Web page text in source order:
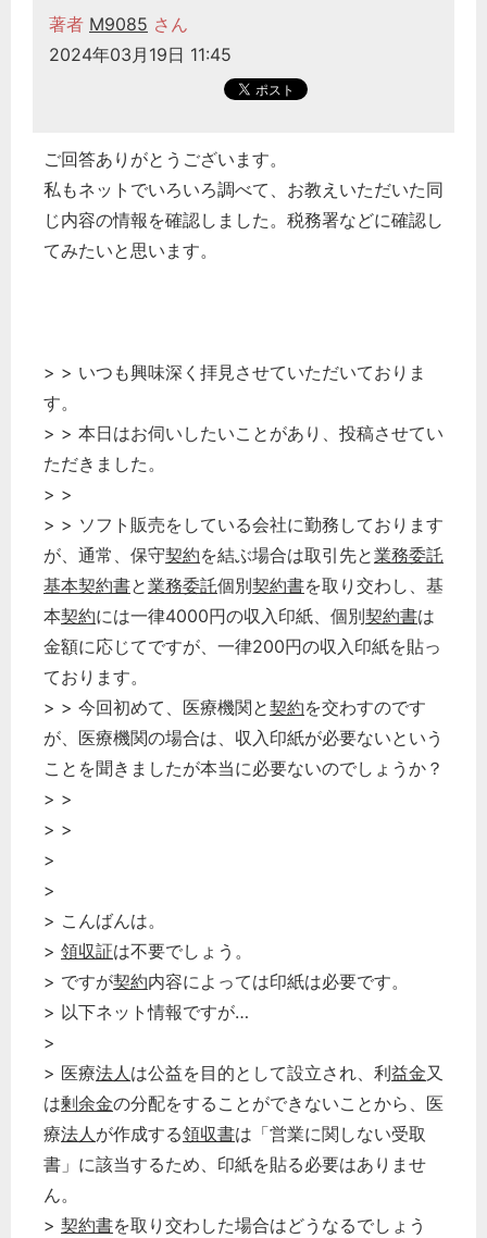
著者 M9085 さん
2024年03月19日 11:45
ご回答ありがとうございます。
私もネットでいろいろ調べて、お教えいただいた同
じ内容の情報を確認しました。税務署などに確認し
てみたいと思います。
> > いつも興味深く拝見させていただいておりま
す。
> > 本日はお伺いしたいことがあり、投稿させてい
ただきました。
> >
> > ソフト販売をしている会社に勤務しております
が、通常、保守契約を結ぶ場合は取引先と業務委託
基本契約書と業務委託個別契約書を取り交わし、基
本契約には一律4000円の収入印紙、個別契約書は
金額に応じてですが、一律200円の収入印紙を貼っ
ております。
> > 今回初めて、医療機関と契約を交わすのです
が、医療機関の場合は、収入印紙が必要ないという
ことを聞きましたが本当に必要ないのでしょうか？
> >
> >
>
>
> こんばんは。
> 領収証は不要でしょう。
> ですが契約内容によっては印紙は必要です。
> 以下ネット情報ですが…
>
> 医療法人は公益を目的として設立され、利益金又
は剰余金の分配をすることができないことから、医
療法人が作成する領収書は「営業に関しない受取
書」に該当するため、印紙を貼る必要はありませ
ん。
> 契約書を取り交わした場合はどうなるでしょう